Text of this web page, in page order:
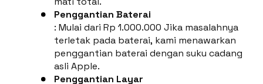
Penggantian Baterai
: Mulai dari Rp 1.000.000 Jika masalahnya
terletak pada baterai, kami menawarkan
penggantian baterai dengan suku cadang
asli Apple.
Penggantian Layar